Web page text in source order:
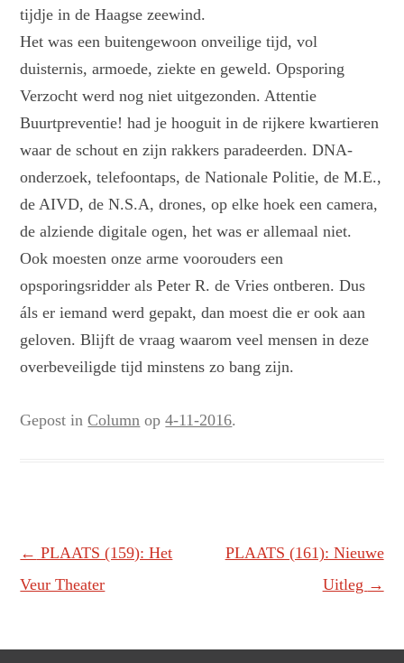
tijdje in de Haagse zeewind.
Het was een buitengewoon onveilige tijd, vol
duisternis, armoede, ziekte en geweld. Opsporing
Verzocht werd nog niet uitgezonden. Attentie
Buurtpreventie! had je hooguit in de rijkere kwartieren
waar de schout en zijn rakkers paradeerden. DNA-
onderzoek, telefoontaps, de Nationale Politie, de M.E.,
de AIVD, de N.S.A, drones, op elke hoek een camera,
de alziende digitale ogen, het was er allemaal niet.
Ook moesten onze arme voorouders een
opsporingsridder als Peter R. de Vries ontberen. Dus
áls er iemand werd gepakt, dan moest die er ook aan
geloven. Blijft de vraag waarom veel mensen in deze
overbeveiligde tijd minstens zo bang zijn.
Gepost inColumn op4-11-2016.
Berichtnavigatie
← PLAATS (159): Het
Veur Theater
PLAATS (161): Nieuwe
Uitleg →